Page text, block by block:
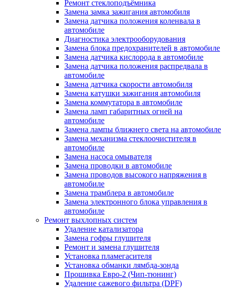
Ремонт стеклоподъёмника
Замена замка зажигания автомобиля
Замена датчика положения коленвала в
автомобиле
Диагностика электрооборудования
Замена блока предохранителей в автомобиле
Замена датчика кислорода в автомобиле
Замена датчика положения распредвала в
автомобиле
Замена датчика скорости автомобиля
Замена катушки зажигания автомобиля
Замена коммутатора в автомобиле
Замена ламп габаритных огней на
автомобиле
Замена лампы ближнего света на автомобиле
Замена механизма стеклоочистителя в
автомобиле
Замена насоса омывателя
Замена проводки в автомобиле
Замена проводов высокого напряжения в
автомобиле
Замена трамблера в автомобиле
Замена электронного блока управления в
автомобиле
Ремонт выхлопных систем
Удаление катализатора
Замена гофры глушителя
Ремонт и замена глушителя
Установка пламегасителя
Установка обманки лямбда-зонда
Прошивка Евро-2 (Чип-тюнинг)
Удаление сажевого фильтра (DPF)